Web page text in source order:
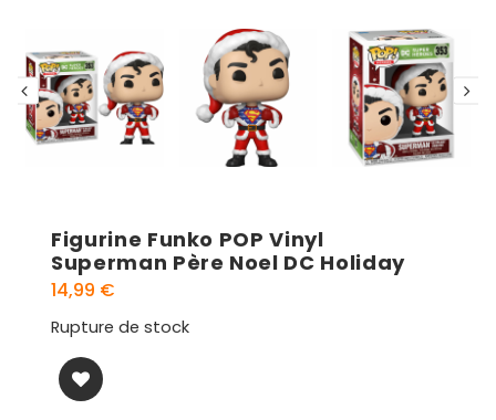
Figurine Funko POP Vinyl
Superman Père Noel DC Holiday
14,99 €
Rupture de stock